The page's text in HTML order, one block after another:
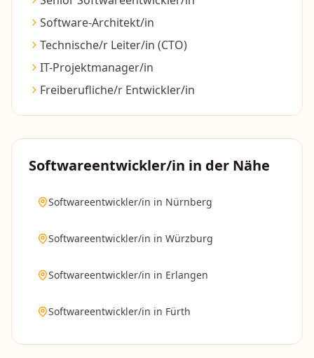
Software-Architekt/in
Technische/r Leiter/in (CTO)
IT-Projektmanager/in
Freiberufliche/r Entwickler/in
Softwareentwickler/in in der Nähe
Softwareentwickler/in in Nürnberg
Softwareentwickler/in in Würzburg
Softwareentwickler/in in Erlangen
Softwareentwickler/in in Fürth